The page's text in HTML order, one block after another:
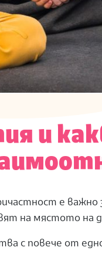
и
е важно
на мястото на
с повече от